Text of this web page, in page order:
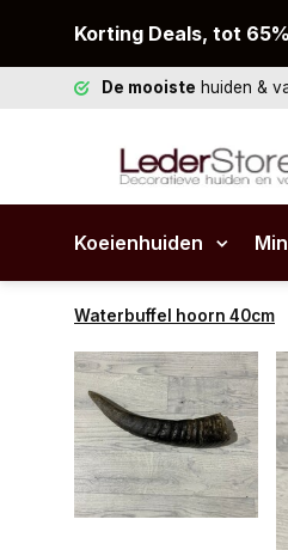
Korting Deals, tot
De mooiste huiden &
Koeienhuiden
Waterbuffel hoorn 40cm